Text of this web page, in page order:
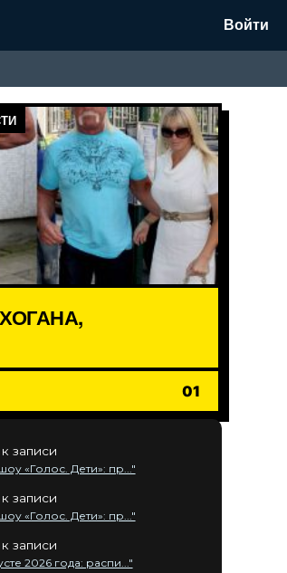
Войти
01
записи
«Голос. Дети»: пр..."
записи
«Голос. Дети»: пр..."
записи
2026 года: распи..."